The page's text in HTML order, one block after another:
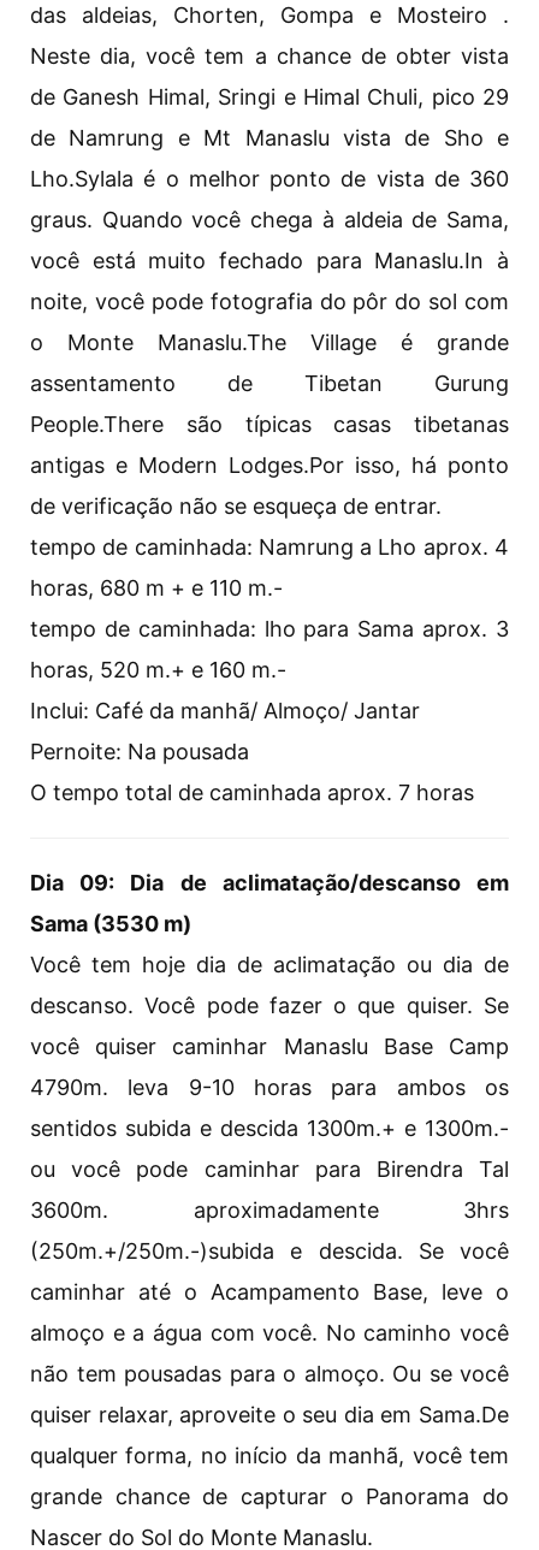
das aldeias, Chorten, Gompa e Mosteiro .
Neste dia, você tem a chance de obter vista
de Ganesh Himal, Sringi e Himal Chuli, pico 29
de Namrung e Mt Manaslu vista de Sho e
Lho.Sylala é o melhor ponto de vista de 360
graus. Quando você chega à aldeia de Sama,
você está muito fechado para Manaslu.In à
noite, você pode fotografia do pôr do sol com
o Monte Manaslu.The Village é grande
assentamento de Tibetan Gurung
People.There são típicas casas tibetanas
antigas e Modern Lodges.Por isso, há ponto
de verificação não se esqueça de entrar.
tempo de caminhada: Namrung a Lho aprox. 4
horas, 680 m + e 110 m.-
tempo de caminhada: lho para Sama aprox. 3
horas, 520 m.+ e 160 m.-
Inclui: Café da manhã/ Almoço/ Jantar
Pernoite: Na pousada
O tempo total de caminhada aprox. 7 horas
Dia 09: Dia de aclimatação/descanso em
Sama (3530 m)
Você tem hoje dia de aclimatação ou dia de
descanso. Você pode fazer o que quiser. Se
você quiser caminhar Manaslu Base Camp
4790m. leva 9-10 horas para ambos os
sentidos subida e descida 1300m.+ e 1300m.-
ou você pode caminhar para Birendra Tal
3600m. aproximadamente 3hrs
(250m.+/250m.-)subida e descida. Se você
caminhar até o Acampamento Base, leve o
almoço e a água com você. No caminho você
não tem pousadas para o almoço. Ou se você
quiser relaxar, aproveite o seu dia em Sama.De
qualquer forma, no início da manhã, você tem
grande chance de capturar o Panorama do
Nascer do Sol do Monte Manaslu.